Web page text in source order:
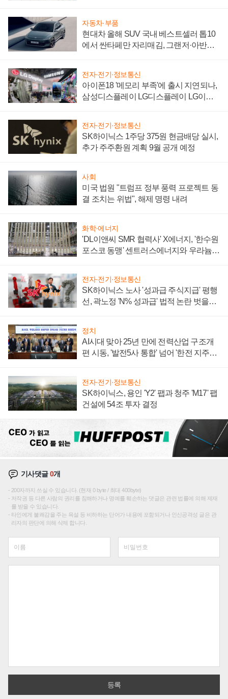
자동차·부품
현대차 올해 SUV 국내 베스트셀러 톱10
에서 싼타페만 자리매김, 그랜저·아반떼
전자·전기·정보통신
아이폰18 '메모리 부족'에 출시 지연되나,
삼성디스플레이 LG디스플레이 LG이노
전자·전기·정보통신
SK하이닉스 1주당 375원 현금배당 실시,
추가 주주환원 계획 9월 공개 예정
사회
미국 법원 "트럼프 정부 풍력 프로젝트 동
결 조치는 위법", 해제 명령 내려
화학·에너지
'DL이앤씨 SMR 협력사' X에너지, '한수원
포스코 동맹' 센트러스에너지와 우라늄
전자·전기·정보통신
SK하이닉스 노사 '성과급 주식지급' 평행
선, 곽노정 'N% 성과급' 법적 논란 벗을지
정치
AI시대 맞아 25년 만에 전력산업 구조개
편 시동, '발전5사 통합' 넘어 '한전 지주사'
전자·전기·정보통신
SK하이닉스, 용인 'Y2' 팹과 청주 'M17' 팹
건설에 54조 투자 결정
기사댓글0개
200자까지 쓰실 수 있습니다. (현재 0 byte / 최대 400byte)
저작권 등 다른 사람의 권리를 침해하거나 명예를 훼손하는 댓글은 관련 법률에 의해 제재
를 받을 수 있습니다.
타인에게 불쾌감을 주는 욕설 등 비하하는 단어가 내용에 포함되거나 인신공격성 글은 관
리자의 판단에 의해 삭제 합니다.